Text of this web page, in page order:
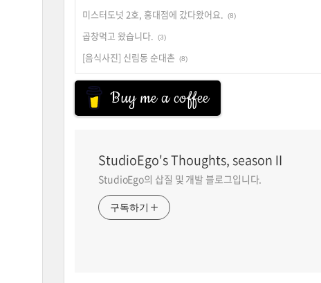
미스터도넛 2호, 홍대점에 갔다왔어요.
(8)
곱창먹고 왔습니다.
(3)
[음식사진] 신림동 순대촌
(8)
Buy me a coffee
StudioEgo's Thoughts, seasonⅡ
StudioEgo의 삽질 및 개발 블로그입니다.
구독하기